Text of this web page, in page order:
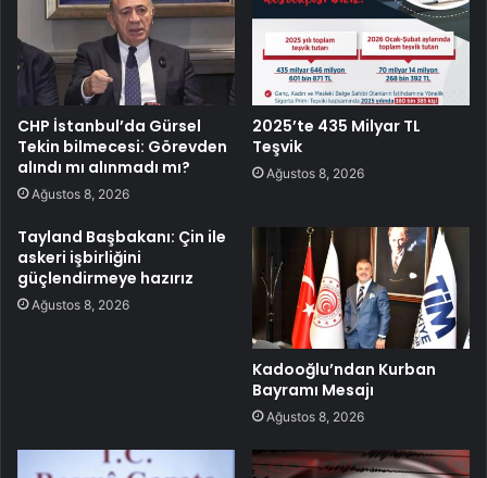
CHP İstanbul’da Gürsel
Tekin bilmecesi: Görevden
alındı mı alınmadı mı?
Ağustos 8, 2026
2025’te 435 Milyar TL
Teşvik
Ağustos 8, 2026
Tayland Başbakanı: Çin ile
askeri işbirliğini
güçlendirmeye hazırız
Ağustos 8, 2026
Kadooğlu’ndan Kurban
Bayramı Mesajı
Ağustos 8, 2026